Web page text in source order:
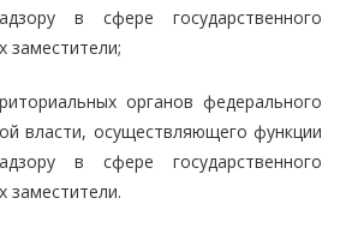
в сфере государственного
заместители;
органов федерального
власти, осуществляющего функции
в сфере государственного
заместители.